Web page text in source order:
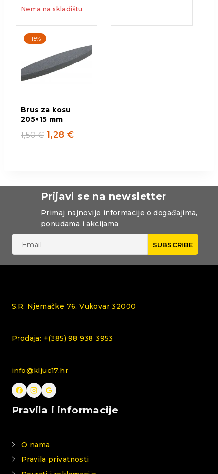
Nema na skladištu
-15%
Brus za kosu
205×15 mm
1,50€ 1,28 €
Prijavi se na newsletter
Primaj najnovije informacije o događajima,
ponudama i akcijama
S.R. Njemačke 76, Vukovar 32000
Prodaja: +(385) 98 938 3953
info@kljuc17.hr
Pravila i informacije
O nama
Pravila privatnosti